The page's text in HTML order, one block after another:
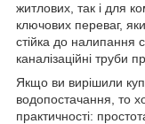
житлових, так і для
ключових переваг,
стійка до налипання
каналізаційні труби
Якщо ви вирішили
водопостачання, то
практичності: